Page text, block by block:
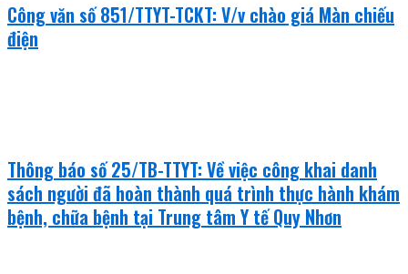
Công văn số 851/TTYT-TCKT: V/v chào giá Màn chiếu
điện
Thông báo số 25/TB-TTYT: Về việc công khai danh
sách người đã hoàn thành quá trình thực hành khám
bệnh, chữa bệnh tại Trung tâm Y tế Quy Nhơn